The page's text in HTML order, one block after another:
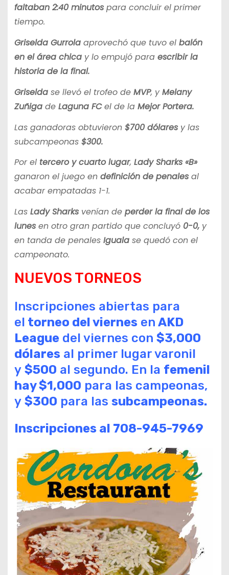
faltaban 2:40 minutospara concluir el primer
tiempo.
Griselda Gurrolaaprovechó que tuvo el balón
en el área chicay lo empujó paraescribir la
historia de la final.
Griseldase llevó el trofeo de MVP, yMelany
Zuñigade Laguna FCel de la Mejor Portera.
Las ganadoras obtuvieron $700 dólaresy las
subcampeonas$300.
Por eltercero y cuarto lugar, Lady Sharks «B»
ganaron el juego en definición de penalesal
acabar empatadas 1-1.
LasLady Sharksvenían de perder la final de los
lunesen otro gran partido que concluyó0-0,y
en tanda de penales Igualase quedó con el
campeonato.
NUEVOS TORNEOS
Inscripciones abiertas para
el torneo del viernes en AKD
Leaguedel viernes con $3,000
dólaresal primer lugar varonil
y $500 al segundo. En la femenil
hay $1,000 para las campeonas,
y $300 para las subcampeonas.
Inscripciones al 708-945-7969